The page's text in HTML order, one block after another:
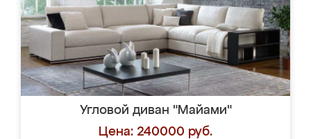
Угловой диван "Майами"
Цена: 240000 руб.